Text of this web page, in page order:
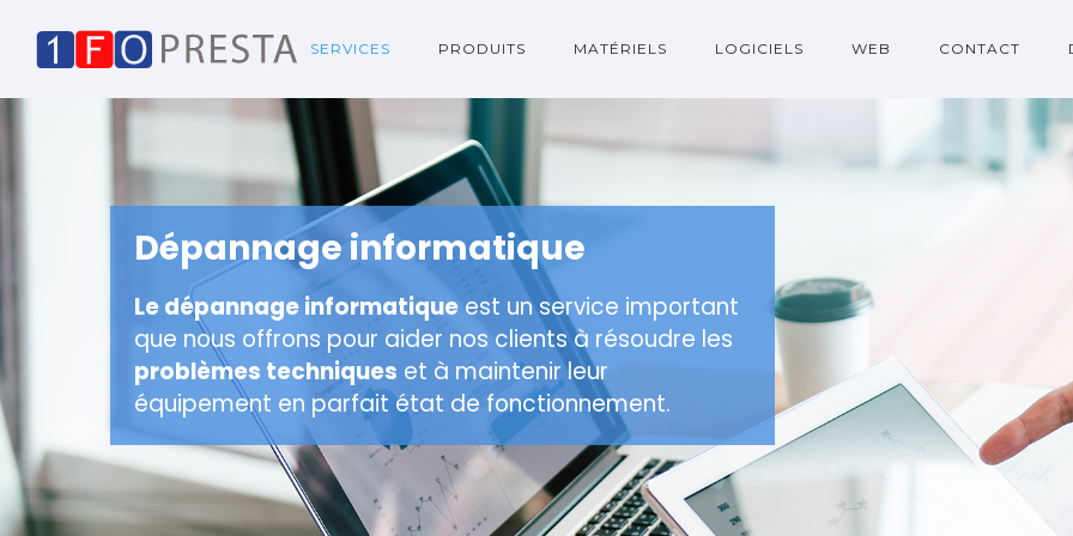
SERVICES PRODUITS MATÉRIELS LOGICIELS WEB CONTACT
Dépannage informatique
Le dépannage informatique est un service important
que nous offrons pour aider nos clients à résoudre les
problèmes techniques et à maintenir leur
équipement en parfait état de fonctionnement.